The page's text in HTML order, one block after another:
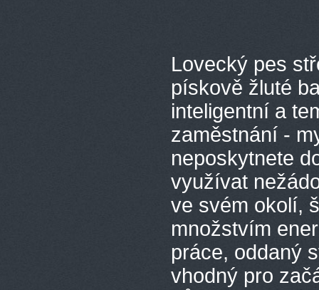
Lovecký pes
pískově žluté
inteligentní a
zaměstnání -
neposkytnete
využívat
ve svém okolí,
množstvím
práce, oddaný
vhodný pro